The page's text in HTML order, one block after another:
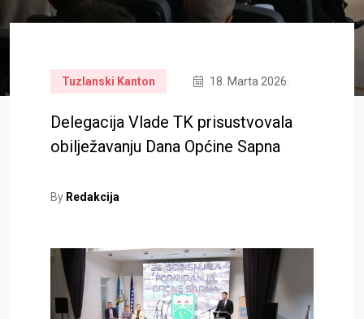
Tuzlanski Kanton 18. Marta 2026.
Delegacija Vlade TK prisustvovala
obilježavanju Dana Općine Sapna
By Redakcija